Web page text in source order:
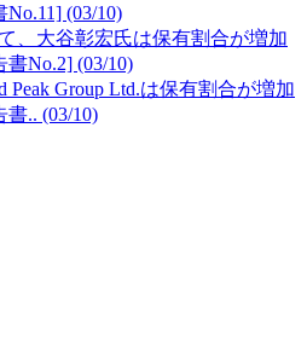
(03/10)
、大谷彰宏氏は保有割合が増加
No.2] (03/10)
Peak Group Ltd.は保有割合が増加
.. (03/10)